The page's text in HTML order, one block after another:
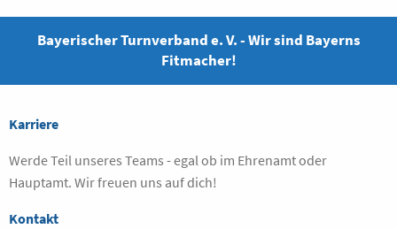
Bayerischer Turnverband e. V. - Wir sind Bayerns
Fitmacher!
Karriere
Werde Teil unseres Teams - egal ob im Ehrenamt oder
Hauptamt. Wir freuen uns auf dich!
Kontakt